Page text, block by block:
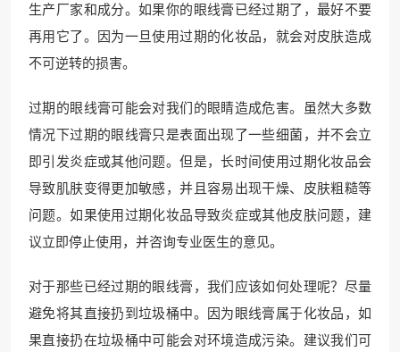
生产厂家和成分。如果你的眼线膏已经过期了，最好不要
再用它了。因为一旦使用过期的化妆品，就会对皮肤造成
不可逆转的损害。
过期的眼线膏可能会对我们的眼睛造成危害。虽然大多数
情况下过期的眼线膏只是表面出现了一些细菌，并不会立
即引发炎症或其他问题。但是，长时间使用过期化妆品会
导致肌肤变得更加敏感，并且容易出现干燥、皮肤粗糙等
问题。如果使用过期化妆品导致炎症或其他皮肤问题，建
议立即停止使用，并咨询专业医生的意见。
对于那些已经过期的眼线膏，我们应该如何处理呢？尽量
避免将其直接扔到垃圾桶中。因为眼线膏属于化妆品，如
果直接扔在垃圾桶中可能会对环境造成污染。建议我们可